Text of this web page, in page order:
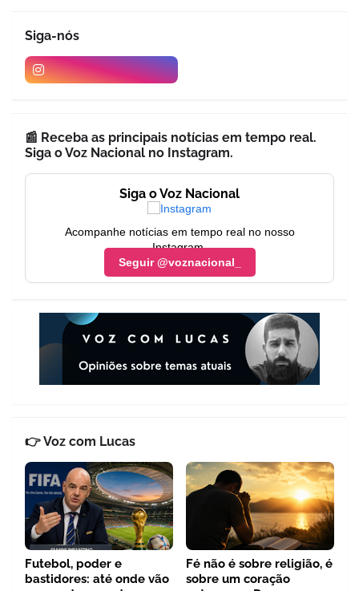
Siga-nós
📰 Receba as principais notícias em tempo real.
Siga o Voz Nacional no Instagram.
Siga o Voz Nacional
Acompanhe notícias em tempo real no nosso
Instagram.
Seguir @voznacional_
👉 Voz com Lucas
Futebol, poder e
bastidores: até onde vão
Fé não é sobre religião, é
sobre um coração